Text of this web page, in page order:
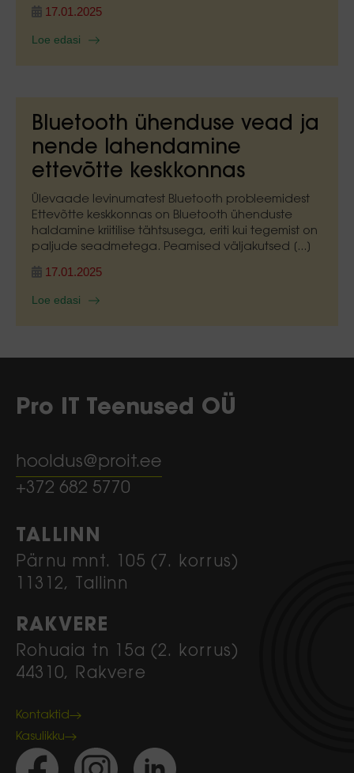
17.01.2025
Loe edasi
Bluetooth ühenduse vead ja
nende lahendamine
ettevõtte keskkonnas
Ülevaade levinumatest Bluetooth probleemidest
Ettevõtte keskkonnas on Bluetooth ühenduste
haldamine kriitilise tähtsusega, eriti kui tegemist on
paljude seadmetega. Peamised väljakutsed [...]
17.01.2025
Loe edasi
Pro IT Teenused OÜ
hooldus@proit.ee
+372 682 5770
TALLINN
Pärnu mnt. 105 (7. korrus)
11312, Tallinn
RAKVERE
Rohuaia tn 15a (2. korrus)
44310, Rakvere
Kontaktid
Kasulikku